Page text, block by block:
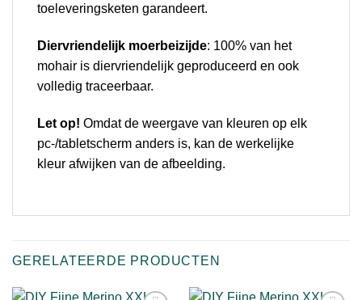
toeleveringsketen garandeert.
Diervriendelijk moerbeizijde: 100% van het
mohair is diervriendelijk geproduceerd en ook
volledig traceerbaar.
Let op! Omdat de weergave van kleuren op elk
pc-/tabletscherm anders is, kan de werkelijke
kleur afwijken van de afbeelding.
GERELATEERDE PRODUCTEN